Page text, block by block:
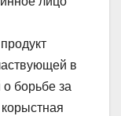
в
борьбе за